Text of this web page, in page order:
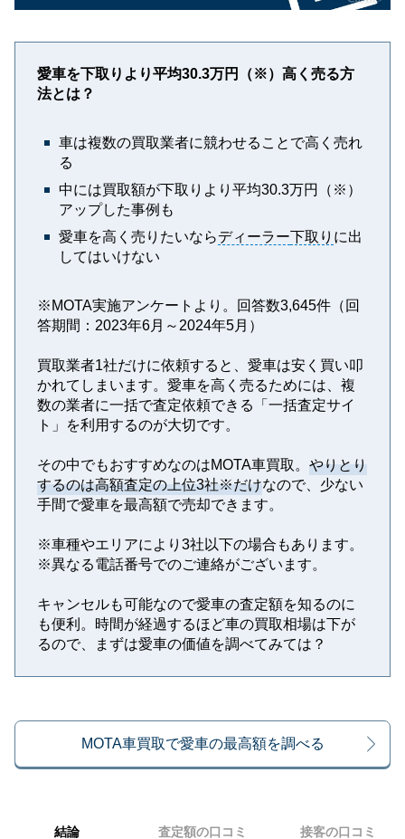
愛車を下取りより平均30.3万円（※）高く売る方
法とは？
車は複数の買取業者に競わせることで高く売れ
る
中には買取額が下取りより平均30.3万円（※）
アップした事例も
愛車を高く売りたいならディーラー下取り に出
してはいけない
※MOTA実施アンケートより。回答数3,645件（回
答期間：2023年6月～2024年5月）
買取業者1社だけに依頼すると、愛車は安く買い叩
かれてしまいます。愛車を高く売るためには、複
数の業者に一括で査定依頼できる「一括査定サイ
ト」を利用するのが大切です。
その中でもおすすめなのはMOTA車買取。 やりとり
するのは高額査定の上位3社※だけなので、少ない
手間で愛車を最高額で売却できます。
※⾞種やエリアにより3社以下の場合もあります。
※異なる電話番号でのご連絡がございます。
キャンセルも可能なので愛車の査定額を知るのに
も便利。時間が経過するほど車の買取相場は下が
るので、まずは愛車の価値を調べてみては？
MOTA車買取で愛車の最高額を調べる
結論 査定額の口コミ 接客の口コミ